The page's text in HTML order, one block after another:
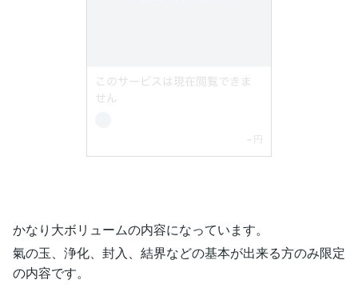
かなり大ボリュームの内容になっています。
氣の玉、浄化、封入、結界などの基本が出来る方のみ限定
の内容です。